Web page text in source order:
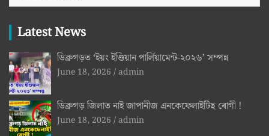
Latest News
ডিব্ৰুগড়ত ‘ইয়ং ইণ্ডিয়ান পাৰ্লিয়ামেন্ট-২০২৬’ সম্পন্ন
June 18, 2026 admin
ডিব্ৰুগড় জিলাত নাই জাপানীজ এনকেফেলাইটিছ ৰোগী !
June 18, 2026 admin